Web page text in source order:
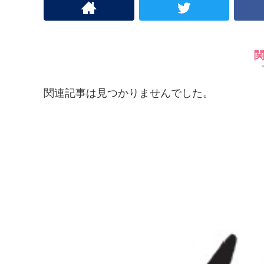
関連記事は見つかりませんでした。